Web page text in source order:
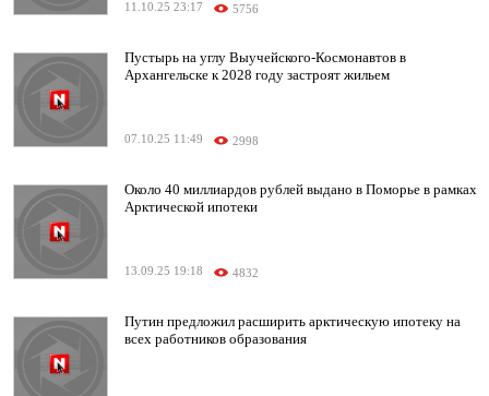
11.10.25 23:17 5756
Пустырь на углу Выучейского-Космонавтов в
Архангельске к 2028 году застроят жильем
07.10.25 11:49 2998
Около 40 миллиардов рублей выдано в Поморье в рамках
Арктической ипотеки
13.09.25 19:18 4832
Путин предложил расширить арктическую ипотеку на
всех работников образования